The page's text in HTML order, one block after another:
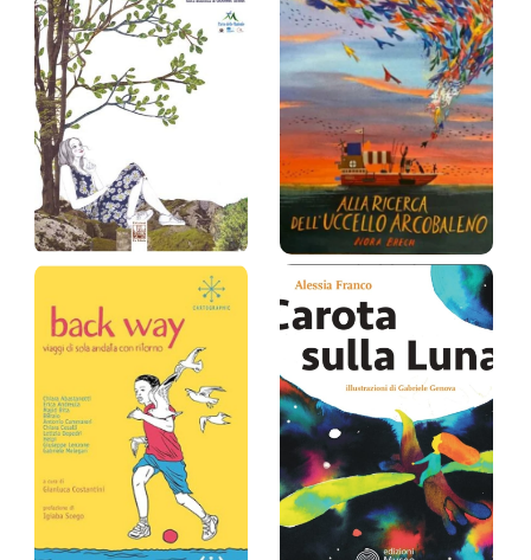
Wonderland...su…
Gino Pantaleone
16 €
Alla ricerca
dell'uccell…
Nora Brech (autore) Eva
Valvo (Illustr.)
Prezzo:15,2 €